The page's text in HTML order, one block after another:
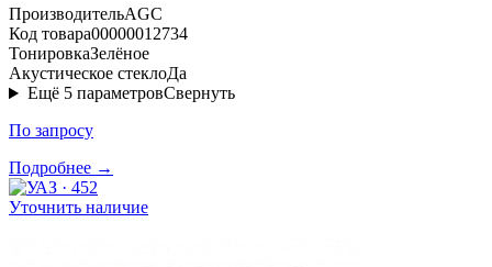
ПроизводительAGC
Код товара00000012734
ТонировкаЗелёное
Акустическое стеклоДа
Ещё 5 параметровСвернуть
По запросу
Подробнее →
Уточнить наличие